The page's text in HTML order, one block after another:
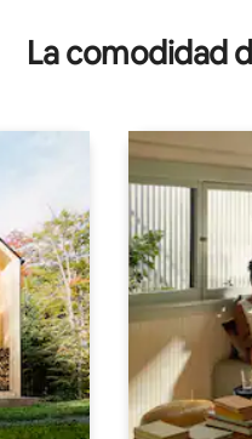
La comodidad